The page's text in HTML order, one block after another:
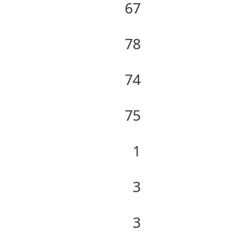
67
78
74
75
1
3
3